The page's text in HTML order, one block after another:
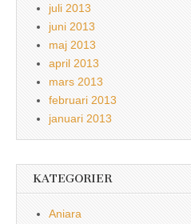
juli 2013
juni 2013
maj 2013
april 2013
mars 2013
februari 2013
januari 2013
KATEGORIER
Aniara